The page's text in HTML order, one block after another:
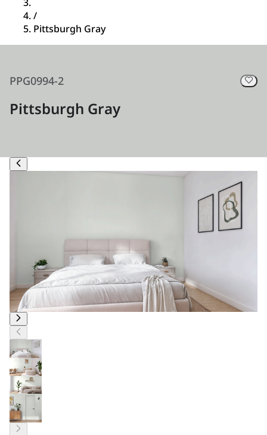
/
Pittsburgh Gray
PPG0994-2
Pittsburgh Gray